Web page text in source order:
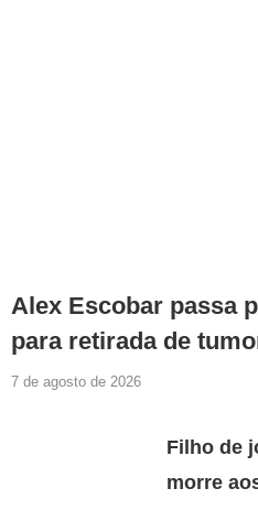
Alex Escobar passa
para retirada de
7 de agosto de 2026
Filho de
morre